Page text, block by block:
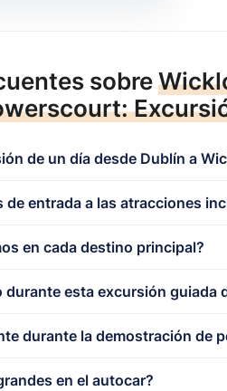
sobre
de un día desde Dublín a
entrada a las atracciones
en cada destino principal?
durante esta excursión guiada
durante la demostración de
en el autocar?